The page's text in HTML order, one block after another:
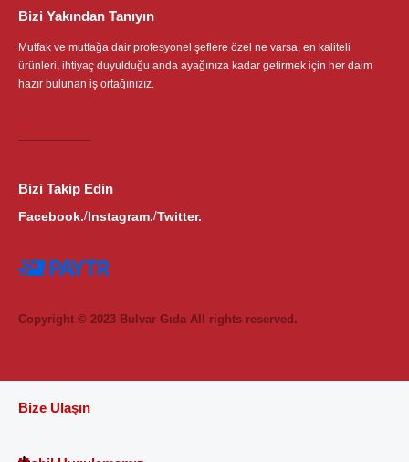
Bizi Yakından Tanıyın
Mutfak ve mutfağa dair profesyonel şeflere özel ne varsa, en kaliteli
ürünleri, ihtiyaç duyulduğu anda ayağınıza kadar getirmek için her daim
hazır bulunan iş ortağınızız.
Bizi Takip Edin
Facebook./Instagram./Twitter.
Copyright © 2023 Bulvar Gıda All rights reserved.
Bize Ulaşın